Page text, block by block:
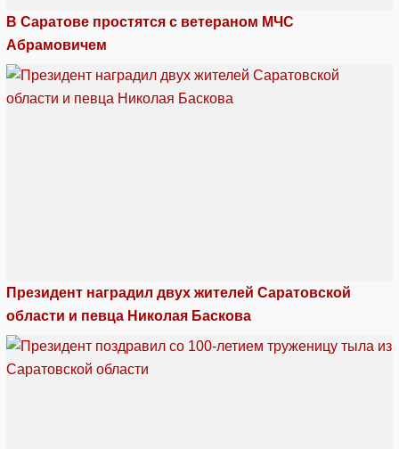
В Саратове простятся с ветераном МЧС
Абрамовичем
Президент наградил двух жителей Саратовской
области и певца Николая Баскова